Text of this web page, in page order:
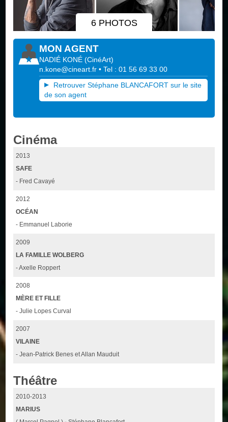
6 PHOTOS
MON AGENT
NADIÉ KONÉ (CinéArt)
n.kone@cineart.fr • Tel : 01 56 69 33 00
Retrouver Stéphane BLANCAFORT sur le site
de son agent
Cinéma
2013
SAFE
- Fred Cavayé
2012
OCÉAN
- Emmanuel Laborie
2009
LA FAMILLE WOLBERG
- Axelle Roppert
2008
MÈRE ET FILLE
- Julie Lopes Curval
2007
VILAINE
- Jean-Patrick Benes et Allan Mauduit
Théâtre
2010-2013
MARIUS